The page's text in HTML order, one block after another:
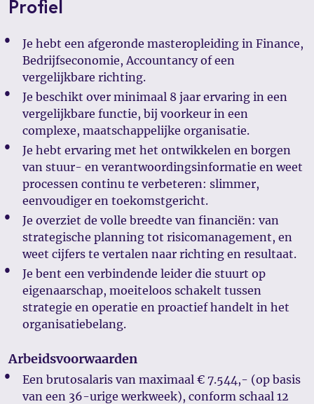
Profiel
Je hebt een afgeronde masteropleiding in Finance,
Bedrijfseconomie, Accountancy of een
vergelijkbare richting.
Je beschikt over minimaal 8 jaar ervaring in een
vergelijkbare functie, bij voorkeur in een
complexe, maatschappelijke organisatie.
Je hebt ervaring met het ontwikkelen en borgen
van stuur- en verantwoordingsinformatie en weet
processen continu te verbeteren: slimmer,
eenvoudiger en toekomstgericht.
Je overziet de volle breedte van financiën: van
strategische planning tot risicomanagement, en
weet cijfers te vertalen naar richting en resultaat.
Je bent een verbindende leider die stuurt op
eigenaarschap, moeiteloos schakelt tussen
strategie en operatie en proactief handelt in het
organisatiebelang.
Arbeidsvoorwaarden
Een brutosalaris van maximaal € 7.544,- (op basis
van een 36-urige werkweek), conform schaal 12